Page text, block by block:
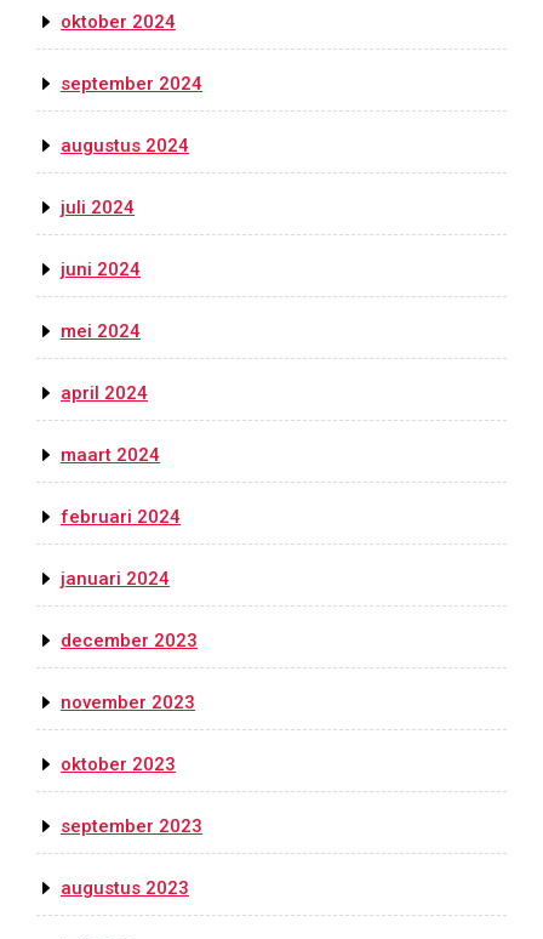
oktober 2024
september 2024
augustus 2024
juli 2024
juni 2024
mei 2024
april 2024
maart 2024
februari 2024
januari 2024
december 2023
november 2023
oktober 2023
september 2023
augustus 2023